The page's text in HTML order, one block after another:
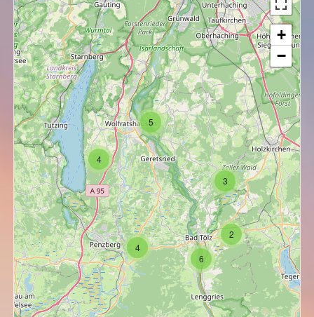
2
4
6
3
5
4
+
−